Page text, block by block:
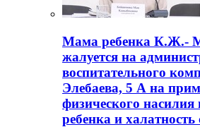
Мама ребенка К.Ж.-
жалуется на
воспитательного
Элебаева, 5 А на
физического насилия
ребенка и халатность